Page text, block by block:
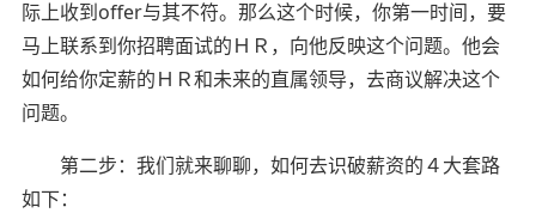
际上收到offer与其不符。那么这个时候，你第一时间，要
马上联系到你招聘面试的ＨＲ，向他反映这个问题。他会
如何给你定薪的ＨＲ和未来的直属领导，去商议解决这个
问题。
第二步：我们就来聊聊，如何去识破薪资的４大套路
如下：